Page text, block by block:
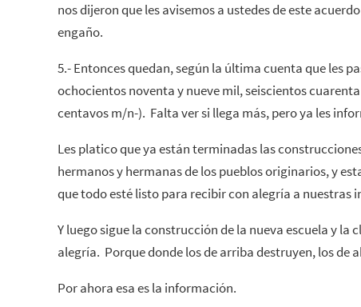
nos dijeron que les avisemos a ustedes de este
engaño.
5.- Entonces quedan, según la última cuenta que les
ochocientos noventa y nueve mil, seiscientos cuarenta
centavos m/n-). Falta ver si llega más, pero ya les
Les platico que ya están terminadas las
hermanos y hermanas de los pueblos originarios, y
que todo esté listo para recibir con alegría a nuestras
Y luego sigue la construcción de la nueva escuela y la
alegría. Porque donde los de arriba destruyen, los de
Por ahora esa es la información.